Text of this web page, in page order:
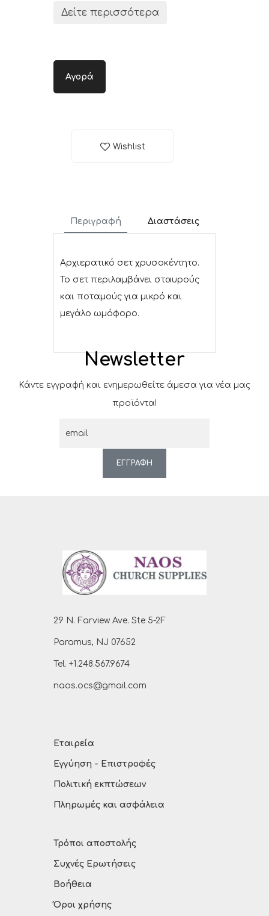
Δείτε περισσότερα
Αγορά
Wishlist
Περιγραφή Διαστάσεις
Αρχιερατικό σετ χρυσοκέντητο.
Το σετ περιλαμβάνει σταυρούς
και ποταμούς για μικρό και
μεγάλο ωμόφορο.
Newsletter
Κάντε εγγραφή και ενημερωθείτε άμεσα για νέα μας
προϊόντα!
ΕΓΓΡΑΦΗ
29 N. Farview Ave. Ste 5-2F
Paramus, NJ 07652
Tel. +1.248.567.9674
naos.ocs@gmail.com
Εταιρεία
Εγγύηση - Επιστροφές
Πολιτική εκπτώσεων
Πληρωμές και ασφάλεια
Τρόποι αποστολής
Συχνές Ερωτήσεις
Βοήθεια
Όροι χρήσης